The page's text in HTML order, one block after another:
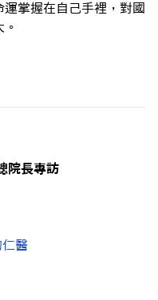
掌握在自己手裡，對國
院長專訪
醫